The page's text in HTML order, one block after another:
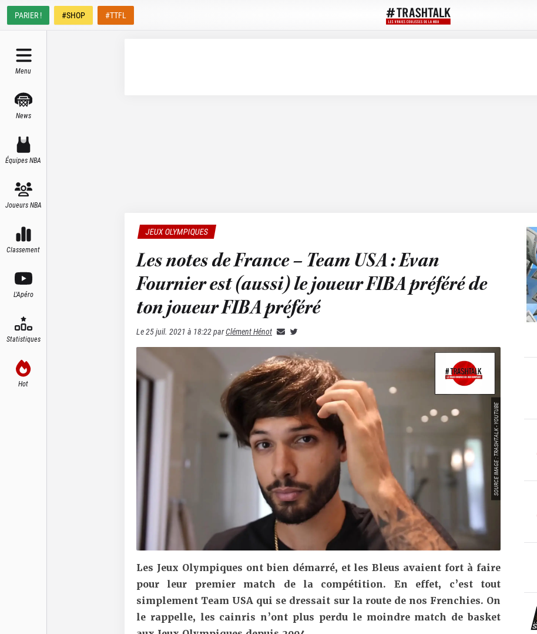
PARIER ! #SHOP #TTFL
Menu
News
Équipes NBA
Joueurs NBA
Classement
L'Apéro
Statistiques
Hot
JEUX OLYMPIQUES
Les notes de France – Team USA : Evan
Fournier est (aussi) le joueur FIBA préféré de
ton joueur FIBA préféré
Le25 juil. 2021 à 18:22parClément Hénot
SOURCE IMAGE : TRASHTALK - YOUTUBE
Les Jeux Olympiques ont bien démarré, et les Bleus avaient fort à faire
pour leur premier match de la compétition. En effet, c’est tout
simplement Team USA qui se dressait sur la route de nos Frenchies. On
le rappelle, les cainris n’ont plus perdu le moindre match de basket